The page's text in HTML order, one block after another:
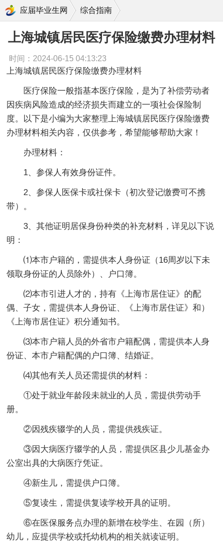
应届毕业生网 综合指南
上海城镇居民医疗保险缴费办理材料
时间：2024-06-15 04:13:23
上海城镇居民医疗保险缴费办理材料
医疗保险一般指基本医疗保险，是为了补偿劳动者
因疾病风险造成的经济损失而建立的一项社会保险制
度。以下是小编为大家整理上海城镇居民医疗保险缴费
办理材料相关内容，仅供参考，希望能够帮助大家！
办理材料：
1、参保人有效身份证件。
2、参保人医保卡或社保卡（初次登记缴费可不携
带）。
3、其他证明居保身份种类的补充材料，详见以下说
明：
⑴本市户籍的，需提供本人身份证（16周岁以下未
领取身份证的人员除外）、户口簿。
⑵本市引进人才的，持有《上海市居住证》的配
偶、子女，需提供本人身份证、《上海市居住证》和）
《上海市居住证》积分通知书。
⑶本市户籍人员的外省市户籍配偶，需提供本人身
份证、本市户籍配偶的户口簿、结婚证。
⑷其他有关人员还需提供的材料：
①处于就业年龄段未就业的人员，需提供劳动手
册。
②因残疾辍学的人员，需提供残疾证。
③因大病医疗辍学的人员，需提供区县少儿基金办
公室出具的大病医疗凭证。
④新生儿，需提供户口簿。
⑤复读生，需提供复读学校开具的证明。
⑥在医保服务点办理的新增在校学生、在园（所）
幼儿，应提供学校或托幼机构的相关就读证明。